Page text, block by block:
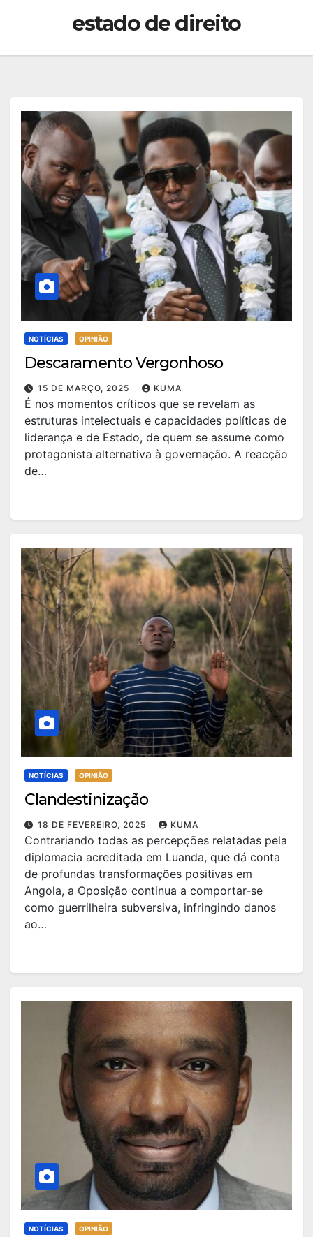
estado de direito
NOTÍCIAS OPINIÃO
Descaramento Vergonhoso
15 DE MARÇO, 2025 KUMA
É nos momentos críticos que se revelam as
estruturas intelectuais e capacidades políticas de
liderança e de Estado, de quem se assume como
protagonista alternativa à governação. A reacção
de…
NOTÍCIAS OPINIÃO
Clandestinização
18 DE FEVEREIRO, 2025 KUMA
Contrariando todas as percepções relatadas pela
diplomacia acreditada em Luanda, que dá conta
de profundas transformações positivas em
Angola, a Oposição continua a comportar-se
como guerrilheira subversiva, infringindo danos
ao…
NOTÍCIAS OPINIÃO